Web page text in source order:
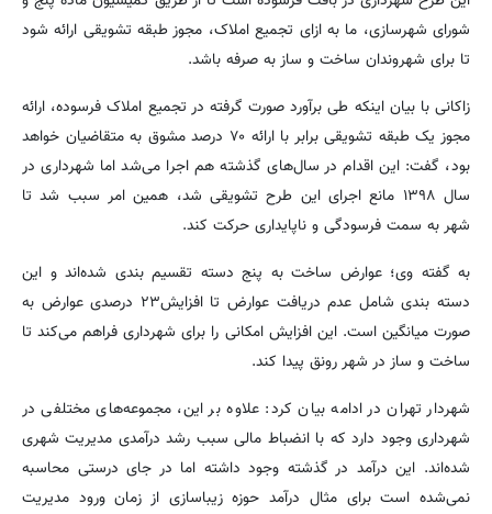
شورای شهرسازی، ما به ازای تجمیع املاک، مجوز طبقه تشویقی ارائه شود
تا برای شهروندان ساخت و ساز به صرفه باشد.
زاکانی با بیان اینکه طی برآورد صورت گرفته در تجمیع املاک فرسوده، ارائه
مجوز یک طبقه تشویقی برابر با ارائه ۷۰ درصد مشوق به متقاضیان خواهد
بود، گفت: این اقدام در سال‌های گذشته هم اجرا می‌شد اما شهرداری در
سال ۱۳۹۸ مانع اجرای این طرح تشویقی شد، همین امر سبب شد تا
شهر به سمت فرسودگی و ناپایداری حرکت کند.
به گفته وی؛ عوارض ساخت به پنج دسته تقسیم بندی شده‌اند و این
دسته بندی شامل عدم دریافت عوارض تا افزایش۲۳ درصدی عوارض به
صورت میانگین است. این افزایش امکانی را برای شهرداری فراهم می‌کند تا
ساخت و ساز در شهر رونق پیدا کند.
شهردار تهران در ادامه بیان کرد: علاوه بر این، مجموعه‌های مختلفی در
شهرداری وجود دارد که با انضباط مالی سبب رشد درآمدی مدیریت شهری
شده‌اند. این درآمد در گذشته وجود داشته اما در جای درستی محاسبه
نمی‌شده است برای مثال درآمد حوزه زیباسازی از زمان ورود مدیریت